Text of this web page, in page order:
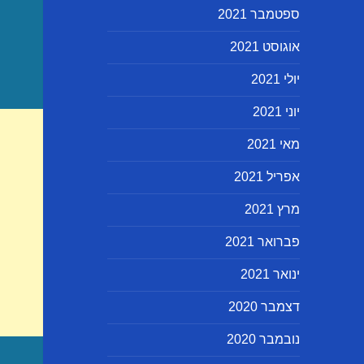
ספטמבר 2021
אוגוסט 2021
יולי 2021
יוני 2021
מאי 2021
אפריל 2021
מרץ 2021
פברואר 2021
ינואר 2021
דצמבר 2020
נובמבר 2020